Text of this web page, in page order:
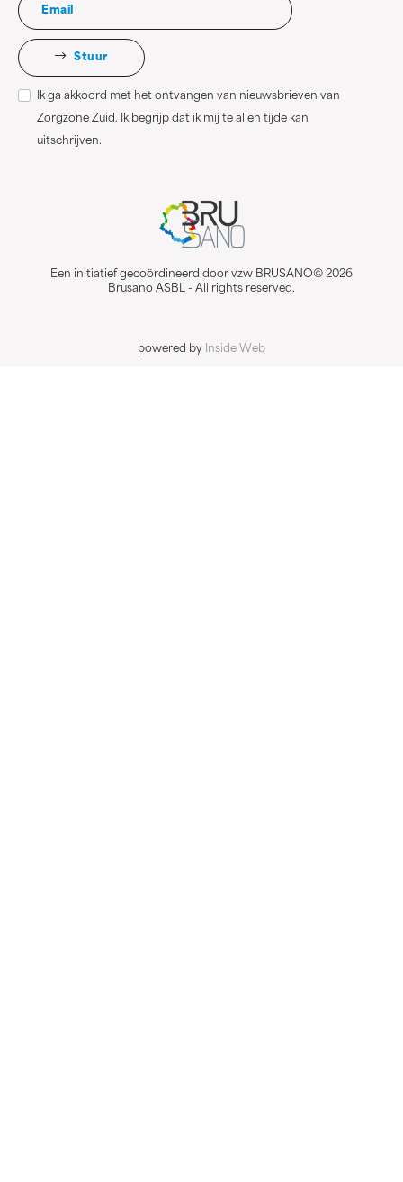
Stuur
Ik ga akkoord met het ontvangen van nieuwsbrieven van
Zorgzone Zuid. Ik begrijp dat ik mij te allen tijde kan
uitschrijven.
Een initiatief gecoördineerd door vzw BRUSANO© 2026
Brusano ASBL - All rights reserved.
powered by Inside Web